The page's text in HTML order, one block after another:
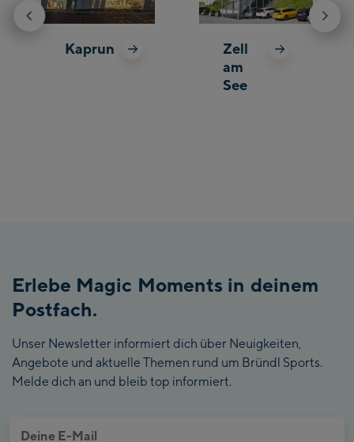
Kaprun
Zell
am
See
Erlebe Magic Moments in deinem
Postfach.
Unser Newsletter informiert dich über Neuigkeiten,
Angebote und aktuelle Themen rund um Bründl Sports.
Melde dich an und bleib top informiert.